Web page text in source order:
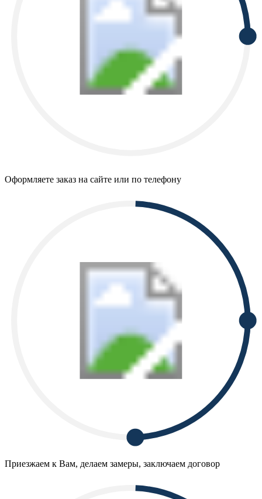
Оформляете заказ на сайте или по телефону
Приезжаем к Вам, делаем замеры, заключаем договор